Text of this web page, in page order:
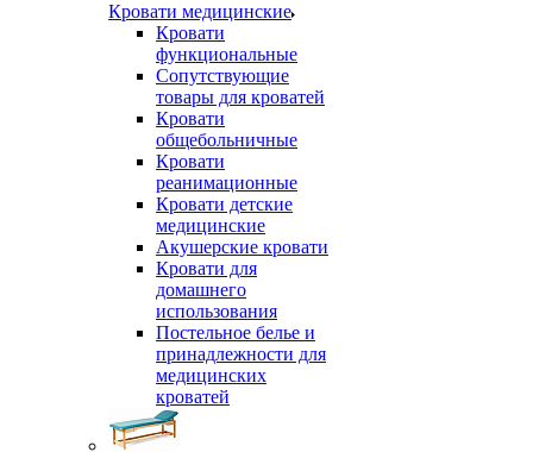
Кровати медицинские
Кровати
функциональные
Сопутствующие
товары для кроватей
Кровати
общебольничные
Кровати
реанимационные
Кровати детские
медицинские
Акушерские кровати
Кровати для
домашнего
использования
Постельное белье и
принадлежности для
медицинских
кроватей